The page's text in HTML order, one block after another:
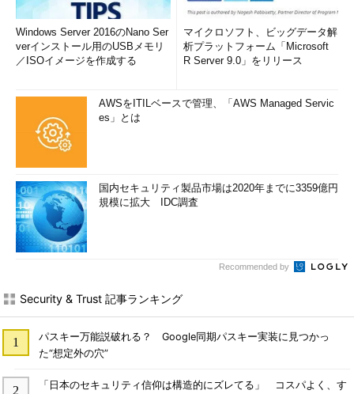
Windows Server 2016のNano Ser
verインストール用のUSBメモリ
／ISOイメージを作成する
マイクロソフト、ビッグデータ解
析プラットフォーム「Microsoft
R Server 9.0」をリリース
AWSをITILベースで管理、「AWS Managed Servic
es」とは
国内セキュリティ製品市場は2020年までに3359億円
規模に拡大 IDC調査
Recommended by
Security & Trust 記事ランキング
パスキー万能説破れる？ Google同期パスキー実装に見つかっ
た“想定外の穴”
「日本のセキュリティ信仰は構造的にズレてる」 コスパよく、す